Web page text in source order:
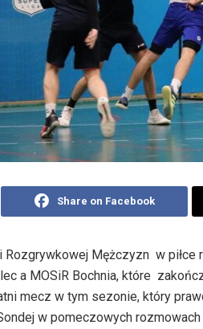
Share on Facebook
Rozgrywkowej Mężczyzn w piłce
a MOSiR Bochnia, które
mecz w tym sezonie, który
w pomeczowych